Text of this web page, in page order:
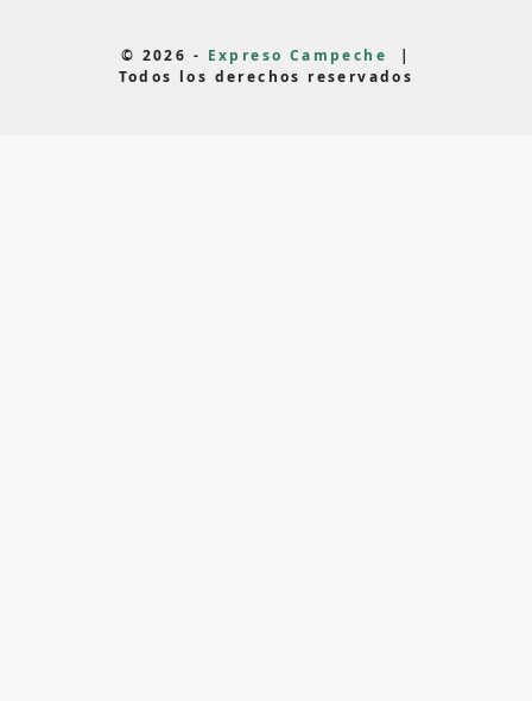
© 2026 - Expreso Campeche
|
Todos los derechos reservados